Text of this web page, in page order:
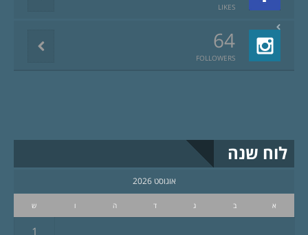
LIKES
64
FOLLOWERS
לוח שנה
אוגוסט 2026
א ב ג ד ה ו ש
1